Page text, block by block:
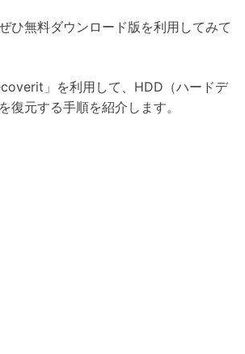
ひ無料ダウンロード版を利用してみて
」を利用して、HDD（ハードデ
復元する手順を紹介します。